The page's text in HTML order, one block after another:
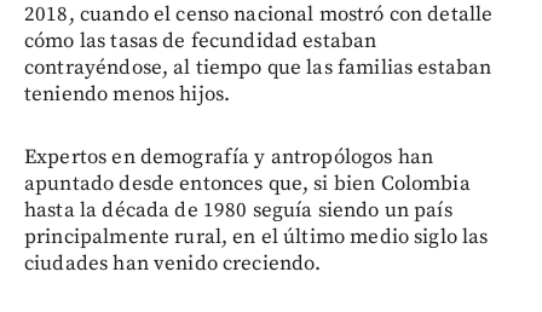
2018, cuando el censo nacional mostró con detalle
cómo las tasas de fecundidad estaban
contrayéndose, al tiempo que las familias estaban
teniendo menos hijos.
Expertos en demografía y antropólogos han
apuntado desde entonces que, si bien Colombia
hasta la década de 1980 seguía siendo un país
principalmente rural, en el último medio siglo las
ciudades han venido creciendo.